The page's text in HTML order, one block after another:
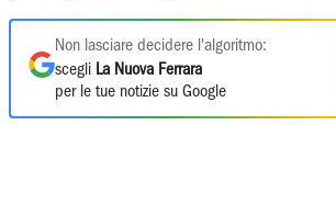
Non lasciare decidere l'algoritmo:
scegli La Nuova Ferrara
per le tue notizie su Google